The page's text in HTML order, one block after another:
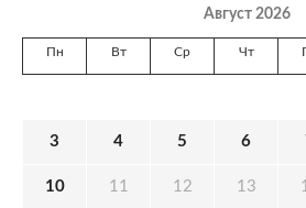
Август 2026
Пн Вт Ср Чт
3 4 5 6
10 11 12 13